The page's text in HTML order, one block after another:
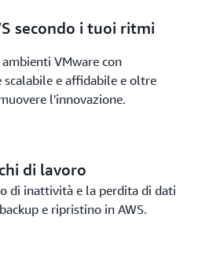
secondo i tuoi ritmi
VMware con
e affidabile e oltre
l'innovazione.
di lavoro
di inattività e la perdita di dati
e ripristino in AWS.